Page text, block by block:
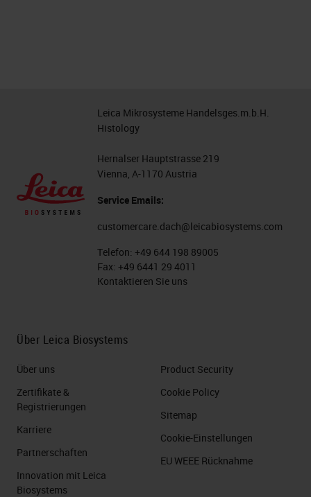
Leica Mikrosysteme Handelsges.m.b.H.
Histology
Hernalser Hauptstrasse 219
Vienna, A-1170 Austria
Service Emails:
customercare.dach@leicabiosystems.com
Telefon: +49 644 198 89005
Fax: +49 6441 29 4011
Kontaktieren Sie uns
Über Leica Biosystems
Über uns
Zertifikate &
Registrierungen
Karriere
Partnerschaften
Innovation mit Leica
Biosystems
Product Security
Cookie Policy
Sitemap
Cookie-Einstellungen
EU WEEE Rücknahme